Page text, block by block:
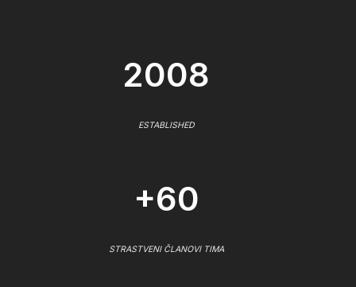
2008
ESTABLISHED
+60
STRASTVENI ČLANOVI TIMA